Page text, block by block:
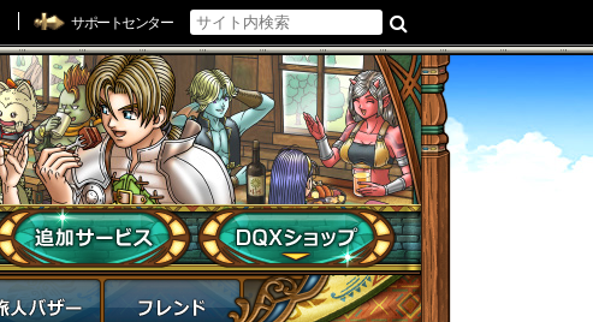
サポートセンター